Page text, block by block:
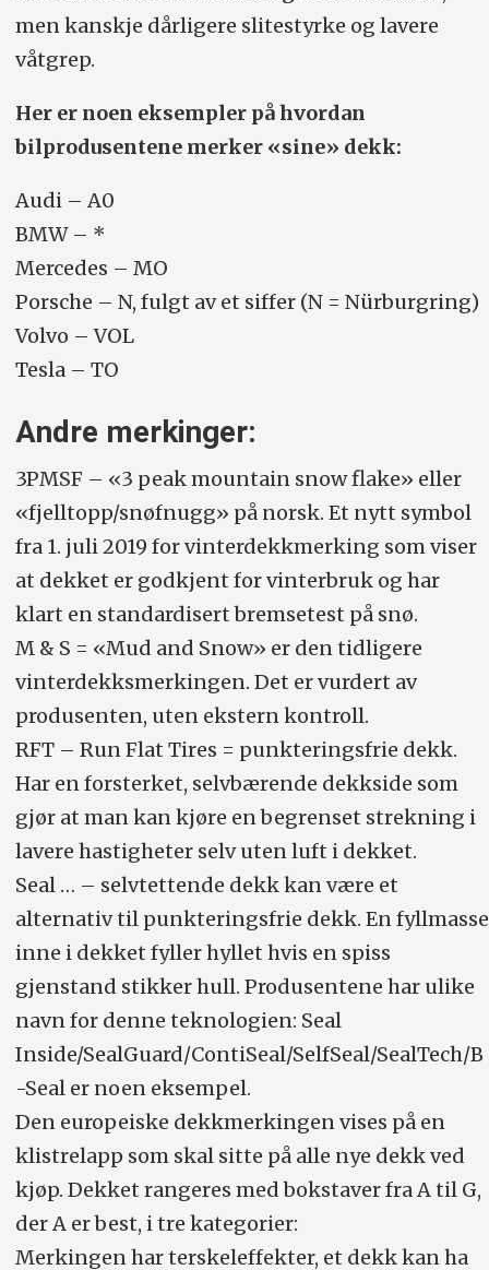
men kanskje dårligere slitestyrke og lavere
våtgrep.
Her er noen eksempler på hvordan
bilprodusentene merker «sine» dekk:
Audi – A0
BMW – *
Mercedes – MO
Porsche – N, fulgt av et siffer (N = Nürburgring)
Volvo – VOL
Tesla – TO
Andre merkinger:
3PMSF – «3 peak mountain snow flake» eller
«fjelltopp/snøfnugg» på norsk. Et nytt symbol
fra 1. juli 2019 for vinterdekkmerking som viser
at dekket er godkjent for vinterbruk og har
klart en standardisert bremsetest på snø.
M & S = «Mud and Snow» er den tidligere
vinterdekksmerkingen. Det er vurdert av
produsenten, uten ekstern kontroll.
RFT – Run Flat Tires = punkteringsfrie dekk.
Har en forsterket, selvbærende dekkside som
gjør at man kan kjøre en begrenset strekning i
lavere hastigheter selv uten luft i dekket.
Seal … – selvtettende dekk kan være et
alternativ til punkteringsfrie dekk. En fyllmasse
inne i dekket fyller hyllet hvis en spiss
gjenstand stikker hull. Produsentene har ulike
navn for denne teknologien: Seal
Inside/SealGuard/ContiSeal/SelfSeal/SealTech/B
-Seal er noen eksempel.
Den europeiske dekkmerkingen vises på en
klistrelapp som skal sitte på alle nye dekk ved
kjøp. Dekket rangeres med bokstaver fra A til G,
der A er best, i tre kategorier:
Merkingen har terskeleffekter, et dekk kan ha